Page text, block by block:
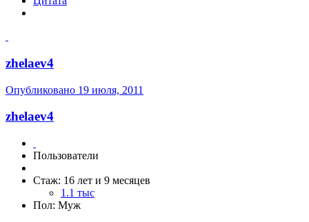
zhelaev4
Опубликовано 19 июля, 2011
zhelaev4
Пользователи
Стаж: 16 лет и 9 месяцев
1.1 тыс
Пол: Муж